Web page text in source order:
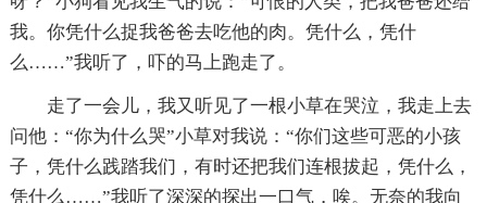
我。你凭什么捉我爸爸去吃他的肉。凭什么，凭什
么……”我听了，吓的马上跑走了。
走了一会儿，我又听见了一根小草在哭泣，我走上去
问他：“你为什么哭”小草对我说：“你们这些可恶的小孩
子，凭什么践踏我们，有时还把我们连根拔起，凭什么，
凭什么……”我听了深深的探出一口气，唉。无奈的我向